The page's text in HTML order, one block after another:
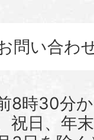
問い合わ
8時30分
祝日、年